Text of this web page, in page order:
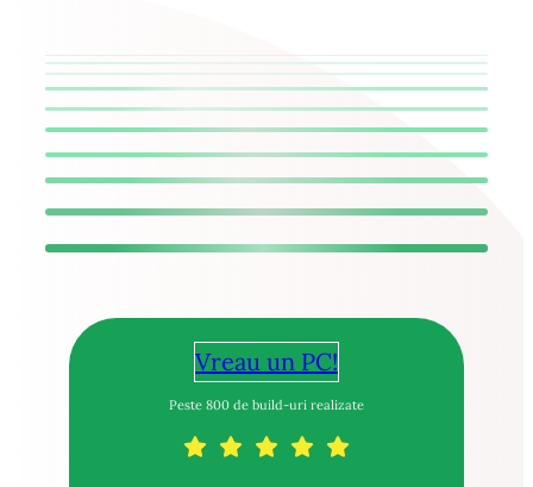
Vreau un PC!
Peste 800 de build-uri realizate